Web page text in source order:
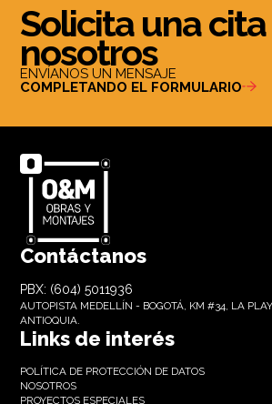
Solicita una
nosotros
ENVÍANOS UN MENSAJE
COMPLETANDO EL FORMULARIO
Contáctanos
PBX: (604) 5011936
AUTOPISTA MEDELLÍN - BOGOTÁ, KM #34, LA
ANTIOQUIA.
Links de interés
POLÍTICA DE PROTECCIÓN DE DATOS
NOSOTROS
PROYECTOS ESPECIALES